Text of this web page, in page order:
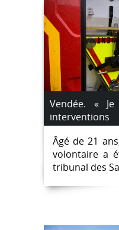
Vendée. «
condamné
volontaires
Âgé de 21
volontaire a
tribunal des